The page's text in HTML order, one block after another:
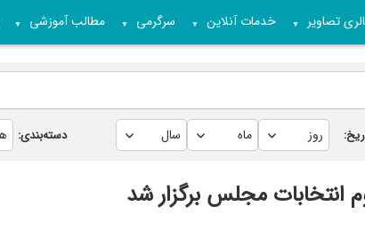
تصاویر ▼ خدمات آنلاین ▼ سرگرمی ▼ مطالب آموزشی ▼
دسته‌بندی:
انتخابات مجلس برگزار شد